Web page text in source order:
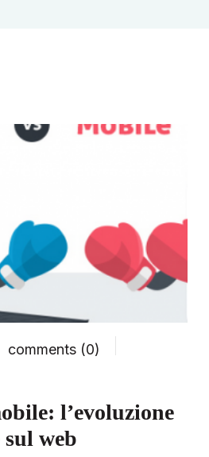
comments (0)
l’evoluzione
web